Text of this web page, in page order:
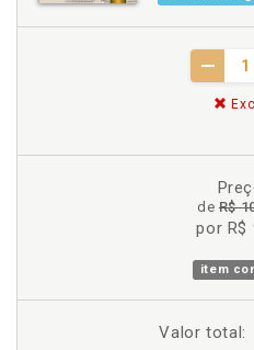
deR$
por R$
item
Valor total: